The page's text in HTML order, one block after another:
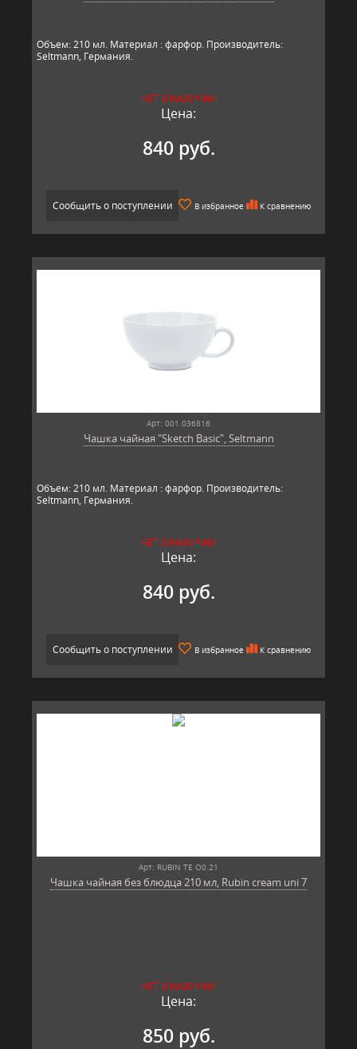
​Объем: 210 мл. Материал : фарфор. Производитель:
Seltmann, Германия.​
НЕТ В НАЛИЧИИ
Цена:
840 руб.
Сообщить о поступлении В избранное К сравнению
Арт: 001.036816
Чашка чайная "Sketch Basic", Seltmann
​Объем: 210 мл. Материал : фарфор. Производитель:
Seltmann, Германия.​
НЕТ В НАЛИЧИИ
Цена:
840 руб.
Сообщить о поступлении В избранное К сравнению
Арт: RUBIN TE O0.21
Чашка чайная без блюдца 210 мл, Rubin cream uni 7
НЕТ В НАЛИЧИИ
Цена:
850 руб.